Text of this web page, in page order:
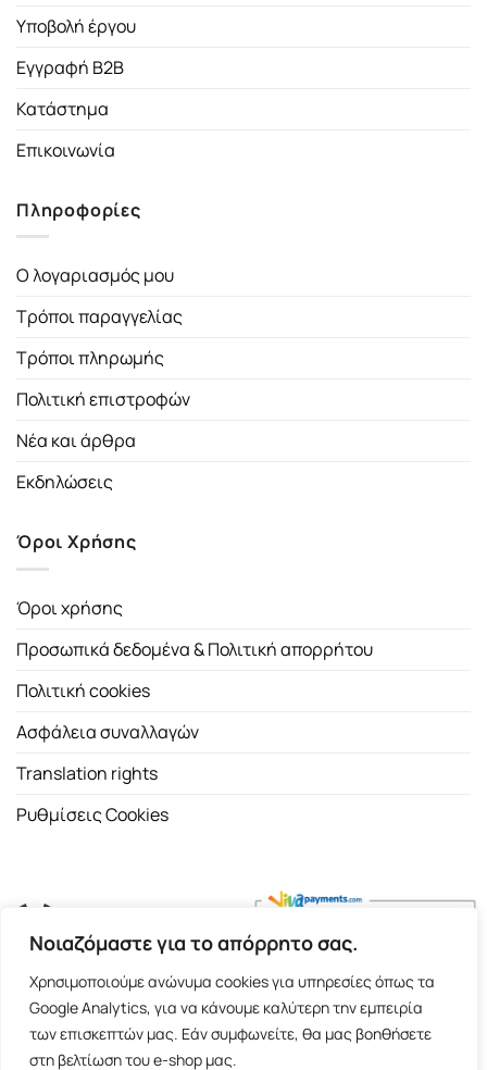
Νοιαζόμαστε για το απόρρητο σας.
Χρησιμοποιούμε ανώνυμα cookies για υπηρεσίες όπως τα
Google Analytics, για να κάνουμε καλύτερη την εμπειρία
των επισκεπτών μας. Εάν συμφωνείτε, θα μας βοηθήσετε
στη βελτίωση του e-shop μας.
Υποβολή έργου
Εγγραφή B2B
Κατάστημα
Επικοινωνία
Πληροφορίες
Ο λογαριασμός μου
Τρόποι παραγγελίας
Τρόποι πληρωμής
Πολιτική επιστροφών
Νέα και άρθρα
Εκδηλώσεις
Όροι Χρήσης
Όροι χρήσης
Προσωπικά δεδομένα & Πολιτική απορρήτου
Πολιτική cookies
Ασφάλεια συναλλαγών
Translation rights
Ρυθμίσεις Cookies
Copyright 2026 ©Εκδοτικός Οίκος Α.Α. Λιβάνη| All rights
reserved.
Σόλωνος 98, 10680 Αθήνα | Τ:2103661200- F: 2103617791